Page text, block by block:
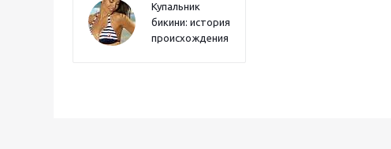
Купальник
бикини: история
происхождения